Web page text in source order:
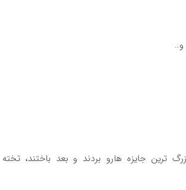
ترین جایزه هارو بردند و بعد باختند،